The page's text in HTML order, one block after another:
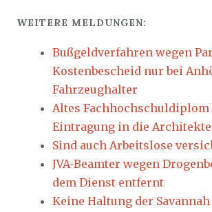
WEITERE MELDUNGEN:
Bußgeldverfahren wegen
Kostenbescheid nur bei
Fahrzeughalter
Altes
Eintragung in die
Sind auch Arbeitslose
JVA-Beamter wegen
dem Dienst entfernt
Keine Haltung der